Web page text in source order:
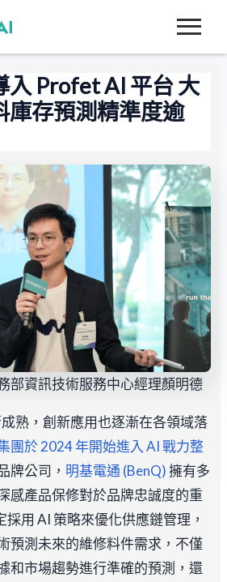
入 Profet AI 平台 大
庫存預測精準度逾
部資訊技術服務中心經理顏明德
熟，創新應用也逐漸在各領域落
團於 2024 年開始進入 AI 戰力整
牌公司， 明基電通 (BenQ)擁有多
感產品保修對於品牌忠誠度的重
採用 AI 策略來優化供應鏈管理，
預測未來的維修料件需求，不僅
和市場趨勢進行準確的預測，還